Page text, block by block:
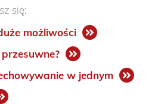
się:
możliwości
w jednym